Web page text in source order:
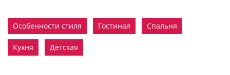
Особенности стиля Гостиная Спальня
Кухня Детская